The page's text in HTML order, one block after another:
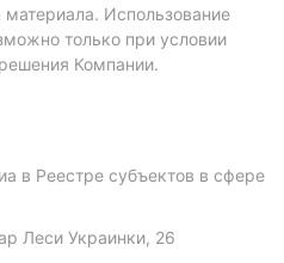
материала. Использование
только при условии
Компании.
в Реестре субъектов в сфере
Леси Украинки, 26